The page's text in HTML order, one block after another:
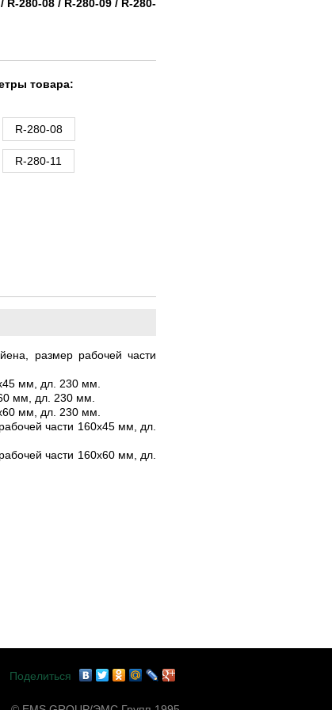
R-280-08 / R-280-09 / R-280-
товара:
R-280-08
R-280-11
размер рабочей части
мм, дл. 230 мм.
мм, дл. 230 мм.
мм, дл. 230 мм.
части 160х45 мм, дл.
части 160х60 мм, дл.
Поделиться